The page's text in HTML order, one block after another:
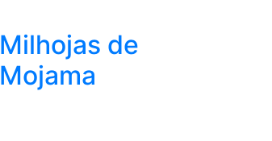
Milhojas de
Mojama